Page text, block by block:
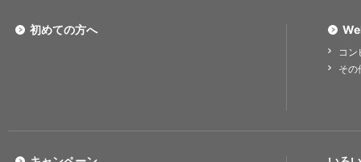
初めての方へ
コ
その